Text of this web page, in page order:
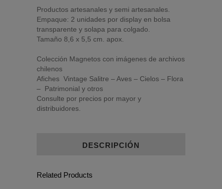
Productos artesanales y semi artesanales.
Empaque: 2 unidades por display en bolsa
transparente y solapa para colgado.
Tamaño 8,6 x 5,5 cm. apox.
Colección Magnetos con imágenes de archivos
chilenos
Afiches Vintage Salitre – Aves – Cielos – Flora
– Patrimonial y otros
Consulte por precios por mayor y
distribuidores.
DESCRIPCIÓN
Related Products